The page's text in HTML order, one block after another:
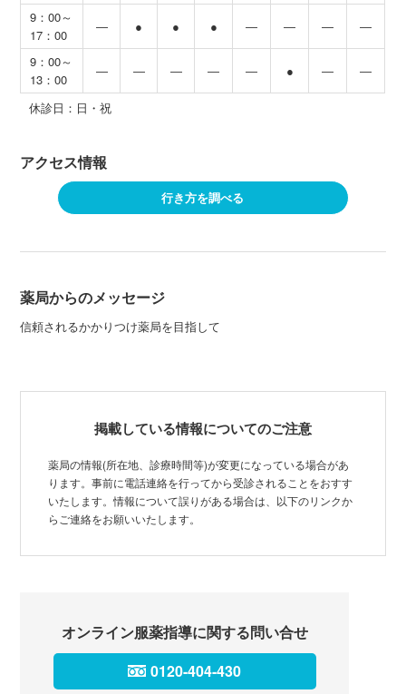
9：00～
17：00
― ● ● ● ― ― ― ―
9：00～
13：00
― ― ― ― ― ● ― ―
休診日：日・祝
アクセス情報
行き方を調べる
薬局からのメッセージ
信頼されるかかりつけ薬局を目指して
掲載している情報についてのご注意
薬局の情報(所在地、診療時間等)が変更になっている場合があ
ります。事前に電話連絡を行ってから受診されることをおすす
いたします。情報について誤りがある場合は、以下のリンクか
らご連絡をお願いいたします。
オンライン服薬指導に関する問い合せ
0120-404-430